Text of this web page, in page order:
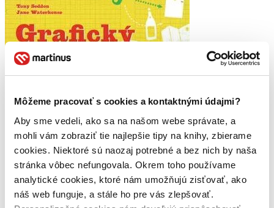
Môžeme pracovať s cookies a kontaktnými údajmi?
Aby sme vedeli, ako sa na našom webe správate, a
mohli vám zobraziť tie najlepšie tipy na knihy, zbierame
cookies. Niektoré sú naozaj potrebné a bez nich by naša
stránka vôbec nefungovala. Okrem toho používame
analytické cookies, ktoré nám umožňujú zisťovať, ako
náš web funguje, a stále ho pre vás zlepšovať.